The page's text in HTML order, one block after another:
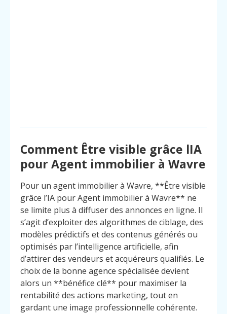
Comment Être visible grâce lIA
pour Agent immobilier à Wavre
Pour un agent immobilier à Wavre, **Être visible
grâce l’IA pour Agent immobilier à Wavre** ne
se limite plus à diffuser des annonces en ligne. Il
s’agit d’exploiter des algorithmes de ciblage, des
modèles prédictifs et des contenus générés ou
optimisés par l’intelligence artificielle, afin
d’attirer des vendeurs et acquéreurs qualifiés. Le
choix de la bonne agence spécialisée devient
alors un **bénéfice clé** pour maximiser la
rentabilité des actions marketing, tout en
gardant une image professionnelle cohérente.